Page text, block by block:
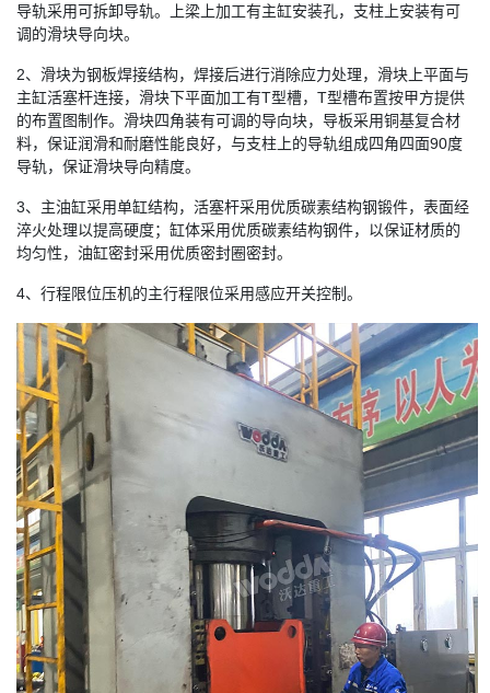
导轨采用可拆卸导轨。上梁上加工有主缸安装孔，支柱上安装有可
调的滑块导向块。
2、滑块为钢板焊接结构，焊接后进行消除应力处理，滑块上平面与
主缸活塞杆连接，滑块下平面加工有T型槽，T型槽布置按甲方提供
的布置图制作。滑块四角装有可调的导向块，导板采用铜基复合材
料，保证润滑和耐磨性能良好，与支柱上的导轨组成四角四面90度
导轨，保证滑块导向精度。
3、主油缸采用单缸结构，活塞杆采用优质碳素结构钢锻件，表面经
淬火处理以提高硬度；缸体采用优质碳素结构钢件，以保证材质的
均匀性，油缸密封采用优质密封圈密封。
4、行程限位压机的主行程限位采用感应开关控制。